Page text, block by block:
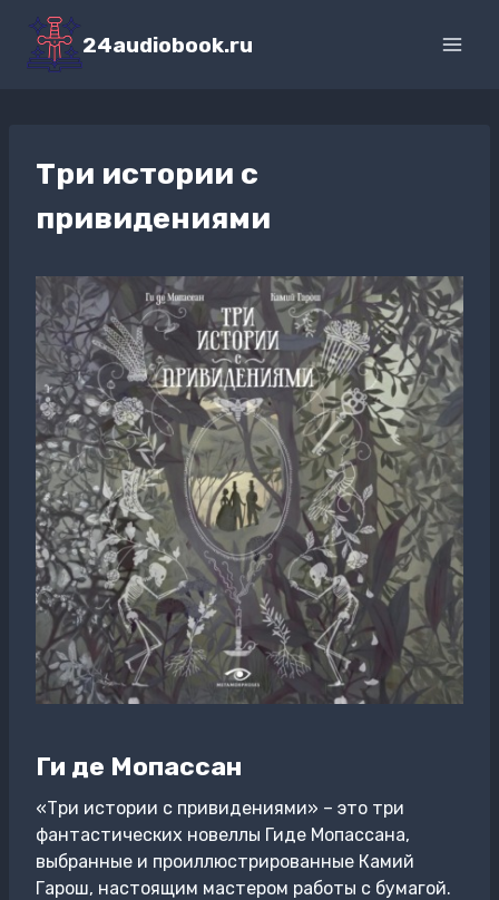
Перейти
содержимому
24audiobook.ru
Три истории с
привидениями
Ги де Мопассан
«Три истории с привидениями» – это три
фантастических новеллы Гиде Мопассана,
выбранные и проиллюстрированные Камий
Гарош, настоящим мастером работы с бумагой.